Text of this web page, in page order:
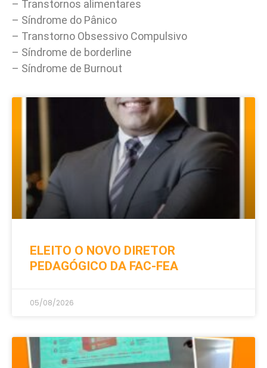
– Transtornos alimentares
– Síndrome do Pânico
– Transtorno Obsessivo Compulsivo
– Síndrome de borderline
– Síndrome de Burnout
ELEITO O NOVO DIRETOR
PEDAGÓGICO DA FAC-FEA
05/08/2026